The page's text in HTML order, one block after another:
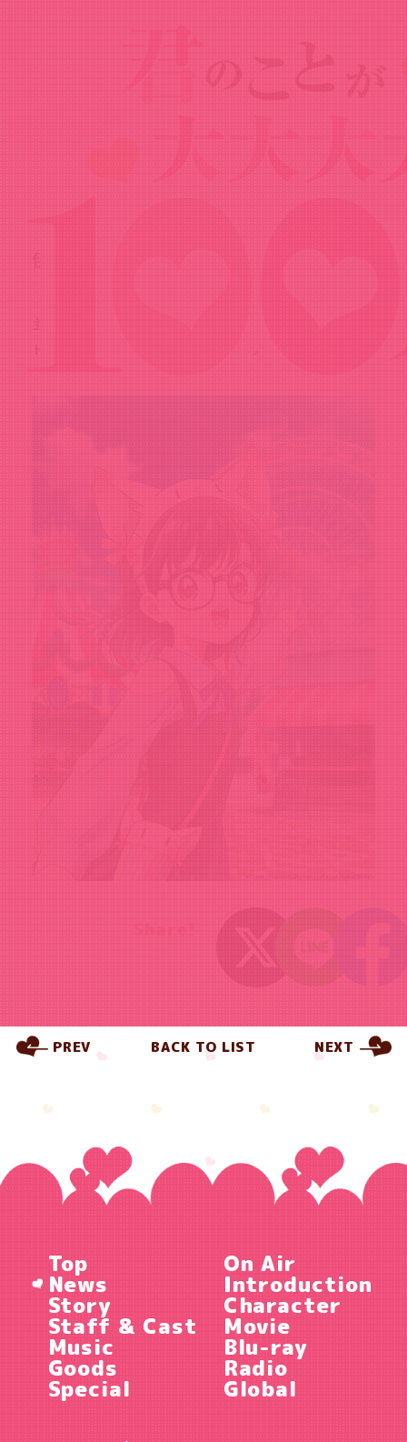
News
伊院知与のヒロインビジュアルを公開！
主人公・恋太郎の彼女の一人、伊院知与との遊園地デー
PREV BACK TO LIST NEXT
Top On Air
News Introduction
Story Character
Staff & Cast Movie
Music Blu-ray
Goods Radio
Special Global